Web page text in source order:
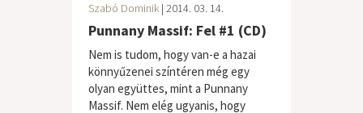
Szabó Dominik | 2014. 03. 14.
Punnany Massif: Fel #1 (CD)
Nem is tudom, hogy van-e a hazai
könnyűzenei színtéren még egy
olyan együttes, mint a Punnany
Massif. Nem elég ugyanis, hogy